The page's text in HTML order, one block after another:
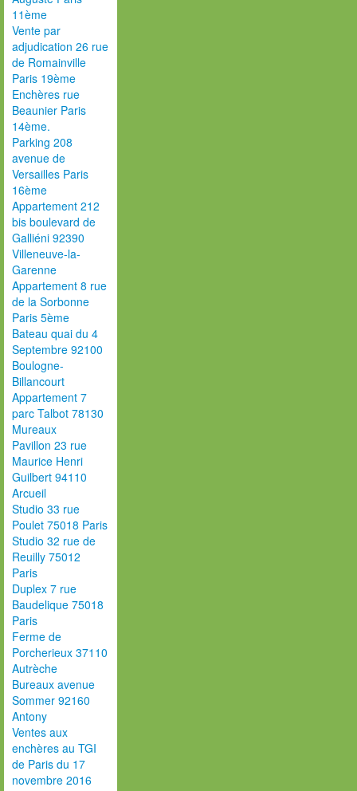
11ème
Vente par
adjudication 26 rue
de Romainville
Paris 19ème
Enchères rue
Beaunier Paris
14ème.
Parking 208
avenue de
Versailles Paris
16ème
Appartement 212
bis boulevard de
Galliéni 92390
Villeneuve-la-
Garenne
Appartement 8 rue
de la Sorbonne
Paris 5ème
Bateau quai du 4
Septembre 92100
Boulogne-
Billancourt
Appartement 7
parc Talbot 78130
Mureaux
Pavillon 23 rue
Maurice Henri
Guilbert 94110
Arcueil
Studio 33 rue
Poulet 75018 Paris
Studio 32 rue de
Reuilly 75012
Paris
Duplex 7 rue
Baudelique 75018
Paris
Ferme de
Porcherieux 37110
Autrèche
Bureaux avenue
Sommer 92160
Antony
Ventes aux
enchères au TGI
de Paris du 17
novembre 2016